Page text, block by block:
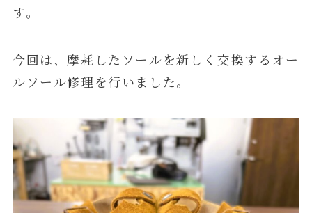
す。
今回は、摩耗したソールを新しく交換するオー
ルソール修理を行いました。